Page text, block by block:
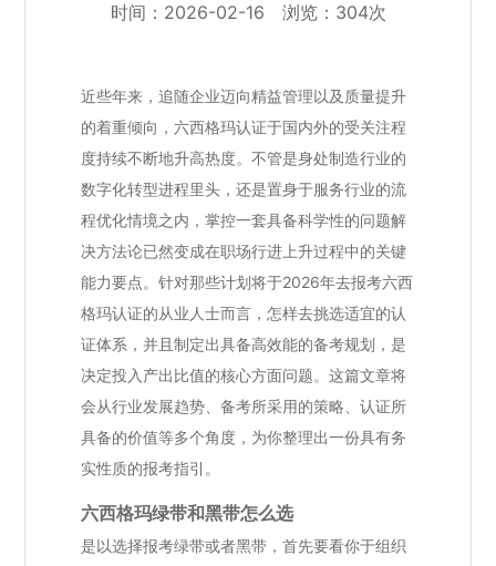
时间：2026-02-16 浏览：304次
近些年来，追随企业迈向精益管理以及质量提升
的着重倾向，六西格玛认证于国内外的受关注程
度持续不断地升高热度。不管是身处制造行业的
数字化转型进程里头，还是置身于服务行业的流
程优化情境之内，掌控一套具备科学性的问题解
决方法论已然变成在职场行进上升过程中的关键
能力要点。针对那些计划将于2026年去报考六西
格玛认证的从业人士而言，怎样去挑选适宜的认
证体系，并且制定出具备高效能的备考规划，是
决定投入产出比值的核心方面问题。这篇文章将
会从行业发展趋势、备考所采用的策略、认证所
具备的价值等多个角度，为你整理出一份具有务
实性质的报考指引。
六西格玛绿带和黑带怎么选
是以选择报考绿带或者黑带，首先要看你于组织